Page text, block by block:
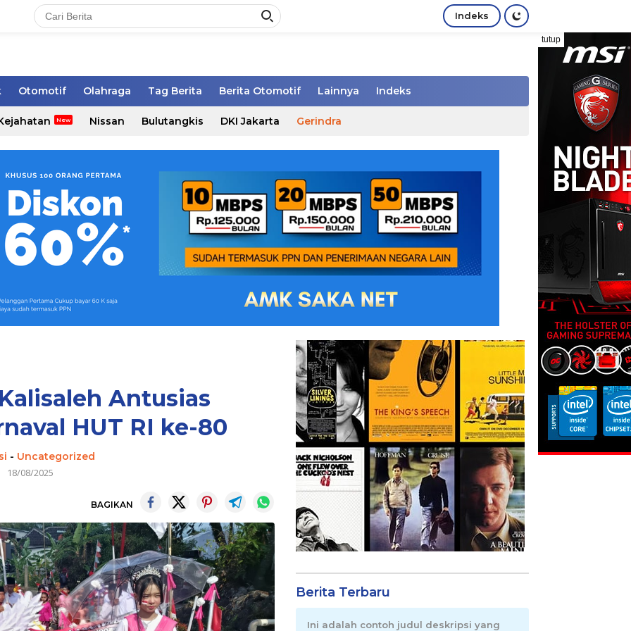
Indeks
tutup
Otomotif Olahraga Tag Berita Berita Otomotif Lainnya Indeks
Nissan Bulutangkis DKI Jakarta Gerindra
Antusias
HUT RI ke-80
- Uncategorized
18/08/2025
BAGIKAN
Berita Terbaru
Ini adalah contoh judul deskripsi yang